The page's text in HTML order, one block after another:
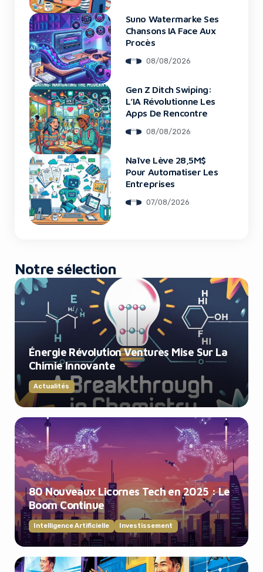
Suno Watermarke Ses
Chansons IA Face Aux
Procès
08/08/2026
Gen Z Ditch Swiping:
L’IA Révolutionne Les
Apps De Rencontre
08/08/2026
Naïve Lève 28,5M$
Pour Automatiser Les
Entreprises
07/08/2026
Notre sélection
Énergie Révolution Ventures Mise Sur La
Chimie Innovante
Actualités
80 Nouveaux Licornes Tech en 2025 : Le
Boom Continue
Intelligence Artificielle Investissement